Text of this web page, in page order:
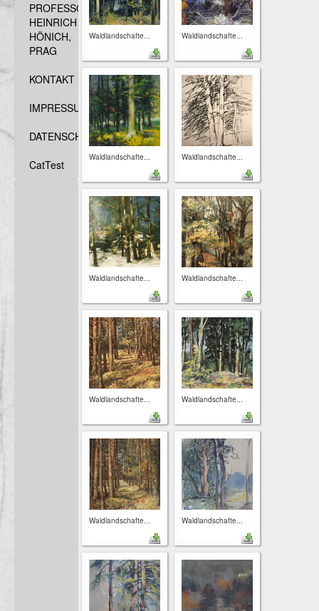
PROFESSOR
HEINRICH
HÖNICH,
PRAG
KONTAKT
IMPRESSUM
DATENSCHUTZ
CatTest
Waldlandschafte... Waldlandschafte...
Waldlandschafte... Waldlandschafte...
Waldlandschafte... Waldlandschafte...
Waldlandschafte... Waldlandschafte...
Waldlandschafte... Waldlandschafte...